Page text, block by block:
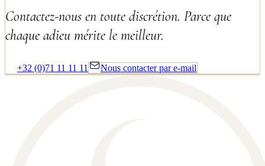
Contactez-nous en toute discrétion. Parce que
chaque adieu mérite le meilleur.
+32 (0)71 11 11 11 Nous contacter par e-mail